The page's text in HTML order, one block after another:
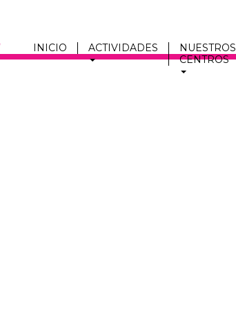
INICIO ACTIVIDADES
NUESTROS
CENTROS